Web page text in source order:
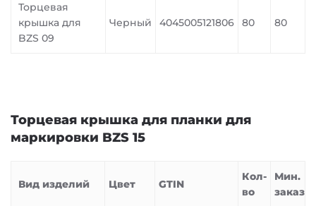
Торцевая
крышка для
BZS 09
Черный 4045005121806 80 80
Торцевая крышка для планки для
маркировки BZS 15
Вид изделий Цвет GTIN
Кол-
во
Мин.
заказ